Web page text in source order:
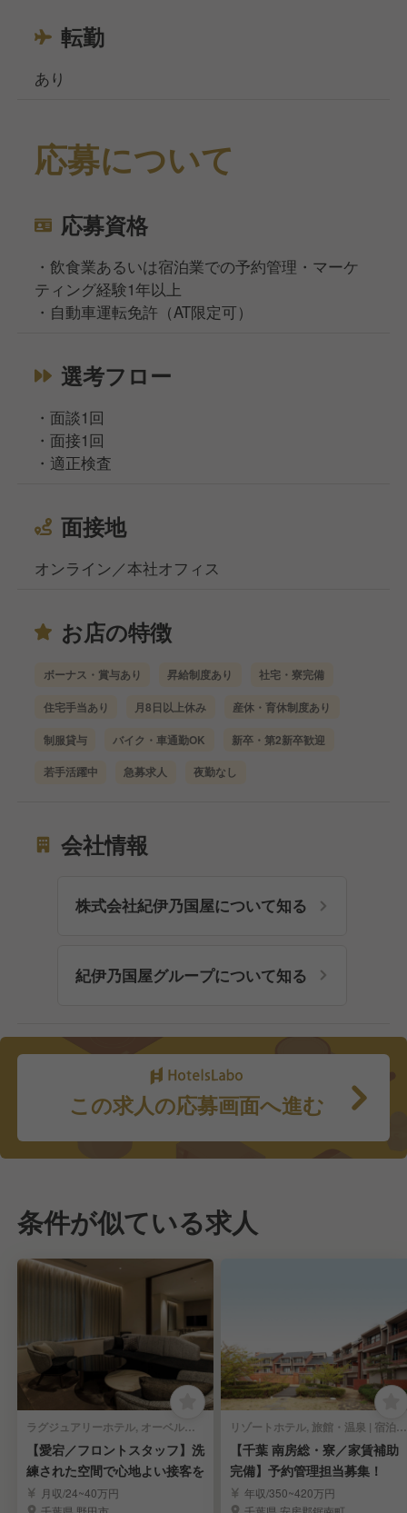
転勤
あり
応募について
応募資格
・飲食業あるいは宿泊業での予約管理・マーケ
ティング経験1年以上
・自動車運転免許（AT限定可）
選考フロー
・面談1回
・面接1回
・適正検査
面接地
オンライン／本社オフィス
お店の特徴
ボーナス・賞与あり 昇給制度あり 社宅・寮完備
住宅手当あり 月8日以上休み 産休・育休制度あり
制服貸与 バイク・車通勤OK 新卒・第2新卒歓迎
若手活躍中 急募求人 夜勤なし
会社情報
株式会社紀伊乃国屋について知る
紀伊乃国屋グループについて知る
この求人の応募画面へ進む
条件が似ている求人
ラグジュアリーホテル, オーベルジュ | 宿泊部門 | 宿泊予約
【愛宕／フロントスタッフ】洗
練された空間で心地よい接客を
月収/24~40万円
リゾートホテル, 旅館・温泉 | 宿泊部門 | 宿泊予約
【千葉 南房総・寮／家賃補助
完備】予約管理担当募集！
年収/350~420万円